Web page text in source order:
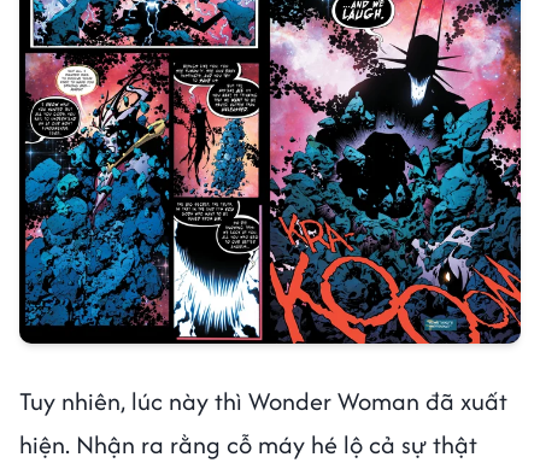
Tuy nhiên, lúc này thì Wonder Woman đã xuất
hiện. Nhận ra rằng cỗ máy hé lộ cả sự thật